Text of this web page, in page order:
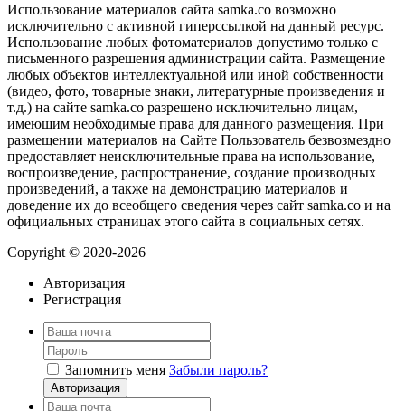
Использование материалов сайта samka.co возможно
исключительно с активной гиперссылкой на данный ресурс.
Использование любых фотоматериалов допустимо только с
письменного разрешения администрации сайта. Размещение
любых объектов интеллектуальной или иной собственности
(видео, фото, товарные знаки, литературные произведения и
т.д.) на сайте samka.co разрешено исключительно лицам,
имеющим необходимые права для данного размещения. При
размещении материалов на Сайте Пользователь безвозмездно
предоставляет неисключительные права на использование,
воспроизведение, распространение, создание производных
произведений, а также на демонстрацию материалов и
доведение их до всеобщего сведения через сайт samka.co и на
официальных страницах этого сайта в социальных сетях.
Copyright © 2020-2026
Авторизация
Регистрация
Запомнить меня Забыли пароль?
Авторизация